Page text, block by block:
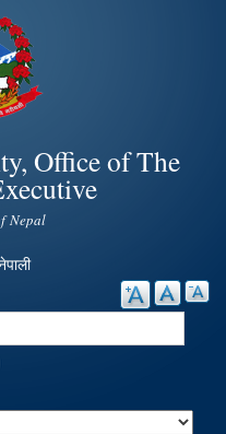
Office of The
Nepal